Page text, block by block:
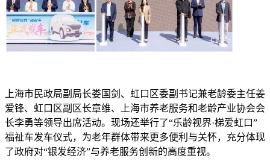
上海市民政局副局长娄国剑、虹口区委副书记兼老龄委主任姜
爱锋、虹口区副区长章维、上海市养老服务和老龄产业协会会
长李勇等领导出席活动。现场还举行了“乐龄视界·梯爱虹口”
福祉车发车仪式，为老年群体带来更多便利与关怀，充分体现
了政府对“银发经济”与养老服务创新的高度重视。